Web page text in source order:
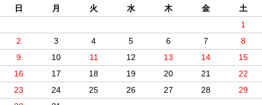
日
月 火 水 木 金
土
1
2
3 4 5 6 7
8
9
10 11 12 13 14
15
16
17 18 19 20 21
22
23
24 25 26 27 28
29